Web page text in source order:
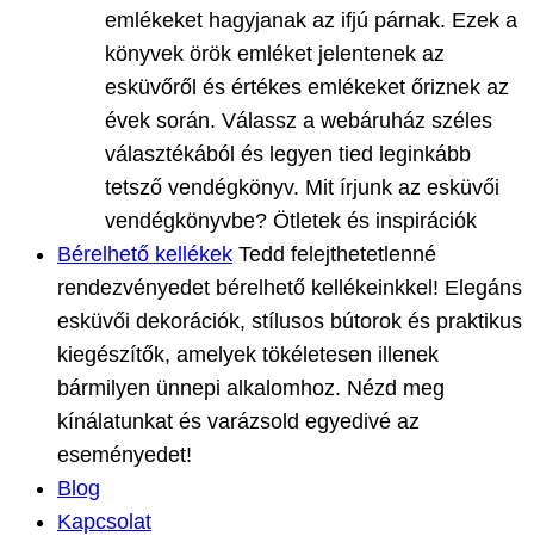
emlékeket hagyjanak az ifjú párnak. Ezek a
könyvek örök emléket jelentenek az
esküvőről és értékes emlékeket őriznek az
évek során. Válassz a webáruház széles
választékából és legyen tied leginkább
tetsző vendégkönyv. Mit írjunk az esküvői
vendégkönyvbe? Ötletek és inspirációk
Bérelhető kellékek Tedd felejthetetlenné
rendezvényedet bérelhető kellékeinkkel! Elegáns
esküvői dekorációk, stílusos bútorok és praktikus
kiegészítők, amelyek tökéletesen illenek
bármilyen ünnepi alkalomhoz. Nézd meg
kínálatunkat és varázsold egyedivé az
eseményedet!
Blog
Kapcsolat